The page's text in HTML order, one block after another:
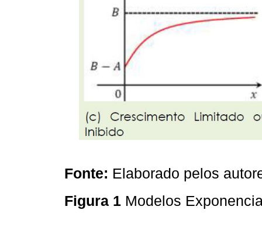
Fonte: Elaborado pelos
Figura 1 Modelos